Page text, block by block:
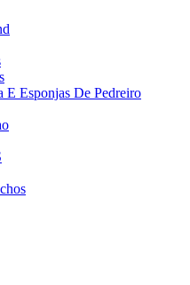
E Esponjas De Pedreiro